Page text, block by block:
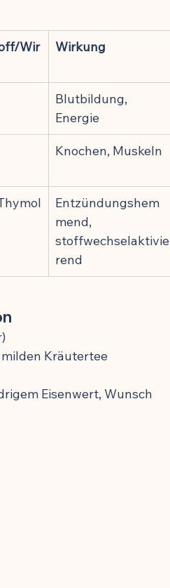
Wir
Wirkung
Blutbildung,
Energie
Knochen, Muskeln
Entzündungshem
mend,
stoffwechselaktivie
rend
Kräutertee
Eisenwert, Wunsch